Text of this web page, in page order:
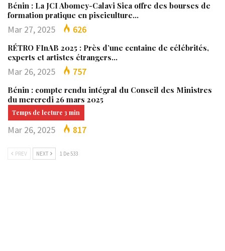
Bénin : La JCI Abomey-Calavi Sica offre des bourses de
formation pratique en pisciculture…
Mar 27, 2025 626
RÉTRO FInAB 2025 : Près d’une centaine de célébrités,
experts et artistes étrangers…
Mar 26, 2025 757
Bénin : compte rendu intégral du Conseil des Ministres
du mercredi 26 mars 2025
Mar 26, 2025 817
PREV NEXT 1 De 533